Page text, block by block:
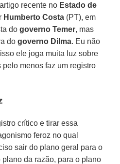
recente no Estado de
Humberto Costa (PT), em
do governo Temer, mas
do governo Dilma. Eu não
ele joga muita luz sobre
menos faz um registro
crítico e tirar essa
feroz no qual
sair do plano geral para o
da razão, para o plano